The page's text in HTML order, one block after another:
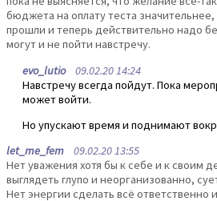
бюджета на оплату теста
прошли и теперь действительно надо
могут и не пойти навстречу.
evo_lutio09.02.20 14:24
Навстречу всегда пойдут. Пока
может войти.
Но упускают время и поднимают
let_me_fem 09.02.20 13:55
Нет уважения хотя бы к себе и к своим
выглядеть глупо и неорганизованно,
Нет энергии сделать всё ответственно